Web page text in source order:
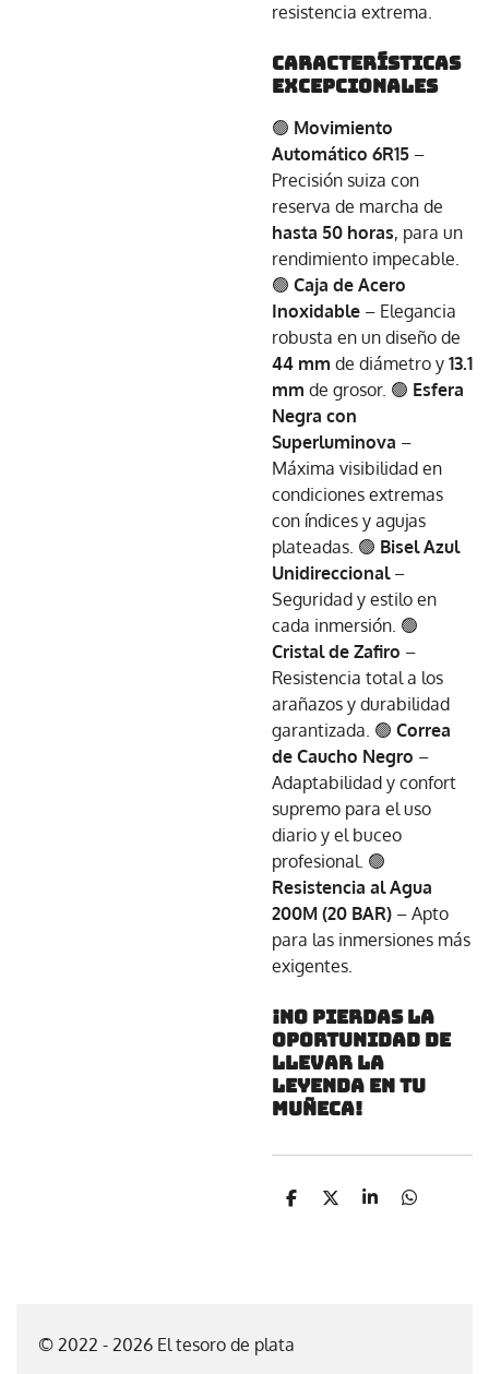
resistencia extrema.
Características
Excepcionales
🟢 Movimiento
Automático 6R15 –
Precisión suiza con
reserva de marcha de
hasta 50 horas, para un
rendimiento impecable.
🟢 Caja de Acero
Inoxidable – Elegancia
robusta en un diseño de
44 mm de diámetro y 13.1
mm de grosor. 🟢 Esfera
Negra con
Superluminova –
Máxima visibilidad en
condiciones extremas
con índices y agujas
plateadas. 🟢 Bisel Azul
Unidireccional–
Seguridad y estilo en
cada inmersión. 🟢
Cristal de Zafiro –
Resistencia total a los
arañazos y durabilidad
garantizada. 🟢 Correa
de Caucho Negro –
Adaptabilidad y confort
supremo para el uso
diario y el buceo
profesional. 🟢
Resistencia al Agua
200M (20 BAR) – Apto
para las inmersiones más
exigentes.
¡No pierdas la
oportunidad de
llevar la
leyenda en tu
muñeca!
C
r
C
C
C
© 2022 - 2026 El tesoro de plata